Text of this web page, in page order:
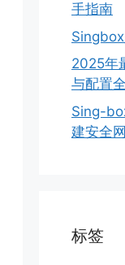
手指南
2025年
与配置
Sing-
建安全
标签